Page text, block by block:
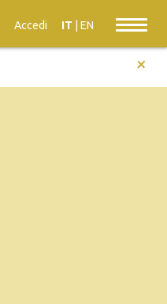
Accedi IT EN
+